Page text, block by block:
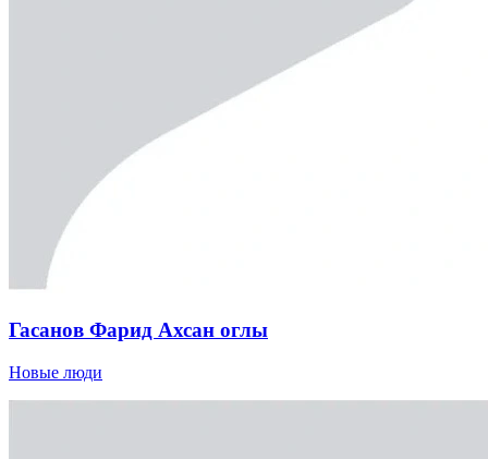
Гасанов Фарид Ахсан оглы
Новые люди